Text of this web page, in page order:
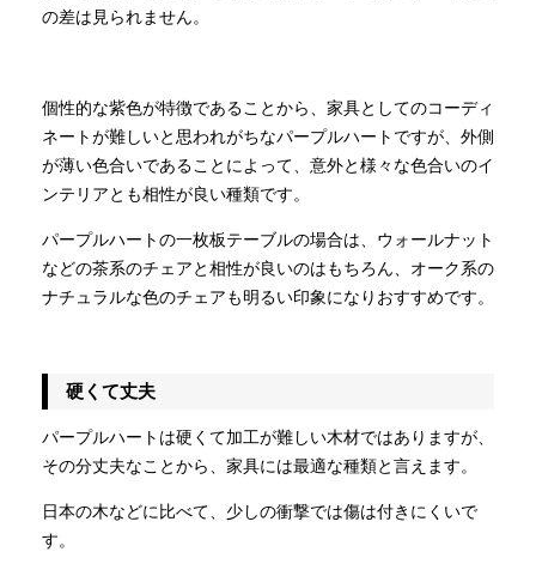
の差は見られません。
個性的な紫色が特徴であることから、家具としてのコーディ
ネートが難しいと思われがちなパープルハートですが、外側
が薄い色合いであることによって、意外と様々な色合いのイ
ンテリアとも相性が良い種類です。
パープルハートの一枚板テーブルの場合は、ウォールナット
などの茶系のチェアと相性が良いのはもちろん、オーク系の
ナチュラルな色のチェアも明るい印象になりおすすめです。
硬くて丈夫
パープルハートは硬くて加工が難しい木材ではありますが、
その分丈夫なことから、家具には最適な種類と言えます。
日本の木などに比べて、少しの衝撃では傷は付きにくいで
す。